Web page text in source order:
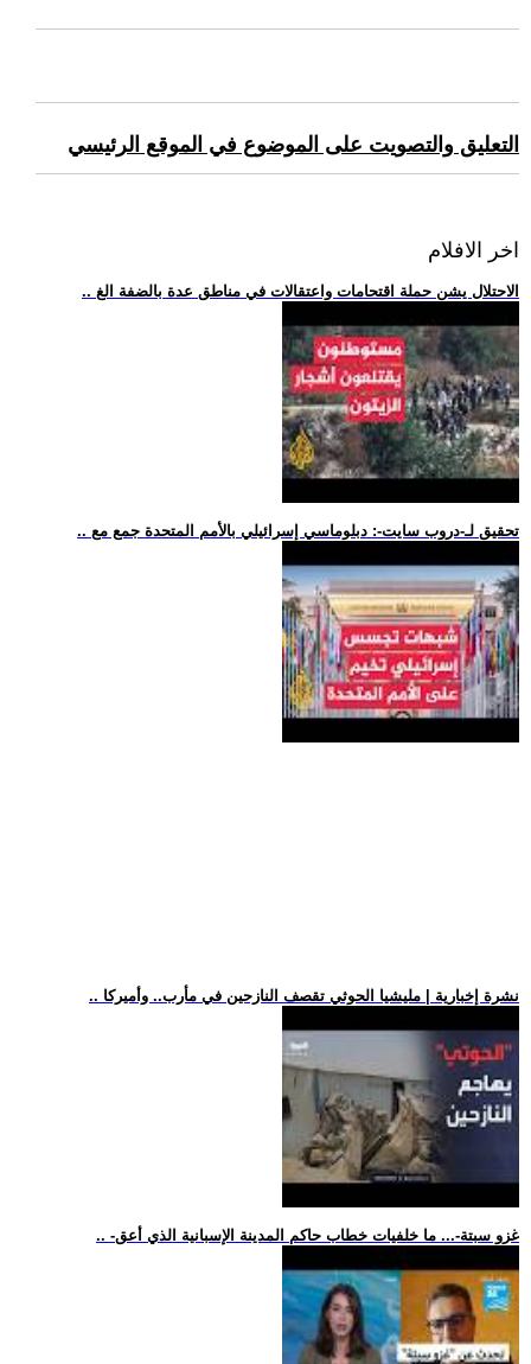
التعليق والتصويت على الموضوع في الموقع الرئيسي
اخر الافلام
.. الاحتلال يشن حملة اقتحامات واعتقالات في مناطق عدة بالضفة الغ
.. تحقيق لـ-دروب سايت-: دبلوماسي إسرائيلي بالأمم المتحدة جمع مع
.. نشرة إخبارية | مليشيا الحوثي تقصف النازحين في مأرب.. وأميركا
.. -غزو سبتة-... ما خلفيات خطاب حاكم المدينة الإسبانية الذي أعق